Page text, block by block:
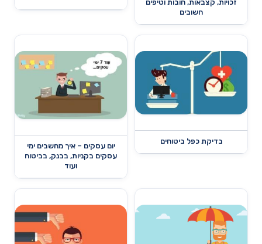
זכויות, קצבאות, חובות וטיפים
חשובים
בדיקת כפל ביטוחים
יום עסקים – איך מחשבים ימי
עסקים בקניות, בבנק, בביטוח
ועוד